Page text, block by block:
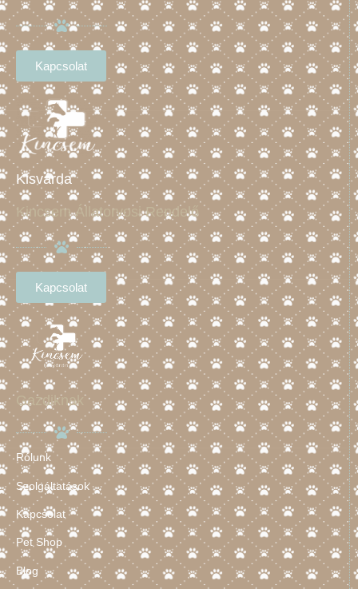
Kapcsolat
Kisvárda
Kincsem Állatorvosi Rendelő
Kapcsolat
Gazdiknak
Rólunk
Szolgáltatások
Kapcsolat
Pet Shop
Blog